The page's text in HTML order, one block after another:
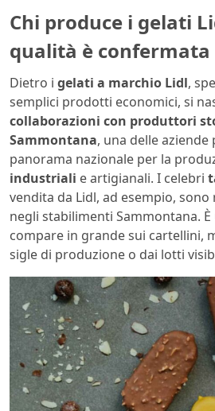
Chi produce i gelati
qualità è confermata
Dietro i gelati a marchio Lidl,
semplici prodotti economici, si
collaborazioni con produttori
Sammontana, una delle
panorama nazionale per la
industriali e artigianali. I celebri
vendita da Lidl, ad esempio,
negli stabilimenti Sammontana.
compare in grande sui cartellini,
sigle di produzione o dai lotti